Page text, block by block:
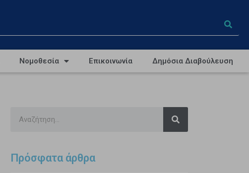
Νομοθεσία Επικοινωνία Δημόσια Διαβούλευση
Πρόσφατα άρθρα